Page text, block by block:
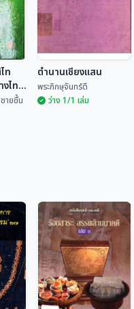
ท
งไท"
ายชื้น
ตำนานเชียงแสน
พระภิกษุจันทร์ดี
ว่าง 1/1 เล่ม